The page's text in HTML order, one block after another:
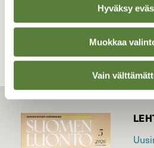
Hyväksy
Muokkaa
Vain
TAKAISIN